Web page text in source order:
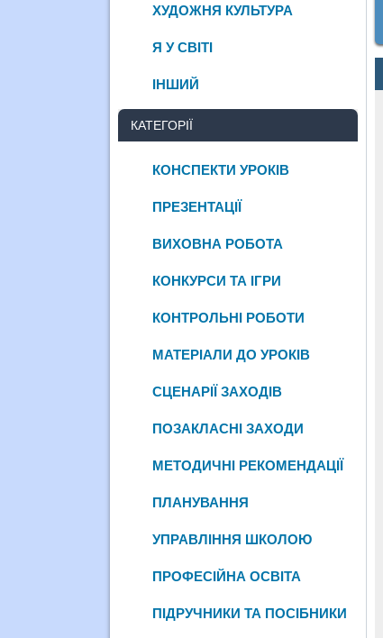
ХУДОЖНЯ КУЛЬТУРА
Я У СВІТІ
ІНШИЙ
КАТЕГОРІЇ
КОНСПЕКТИ УРОКІВ
ПРЕЗЕНТАЦІЇ
ВИХОВНА РОБОТА
КОНКУРСИ ТА ІГРИ
КОНТРОЛЬНІ РОБОТИ
МАТЕРІАЛИ ДО УРОКІВ
СЦЕНАРІЇ ЗАХОДІВ
ПОЗАКЛАСНІ ЗАХОДИ
МЕТОДИЧНІ РЕКОМЕНДАЦІЇ
ПЛАНУВАННЯ
УПРАВЛІННЯ ШКОЛОЮ
ПРОФЕСІЙНА ОСВІТА
ПІДРУЧНИКИ ТА ПОСІБНИКИ